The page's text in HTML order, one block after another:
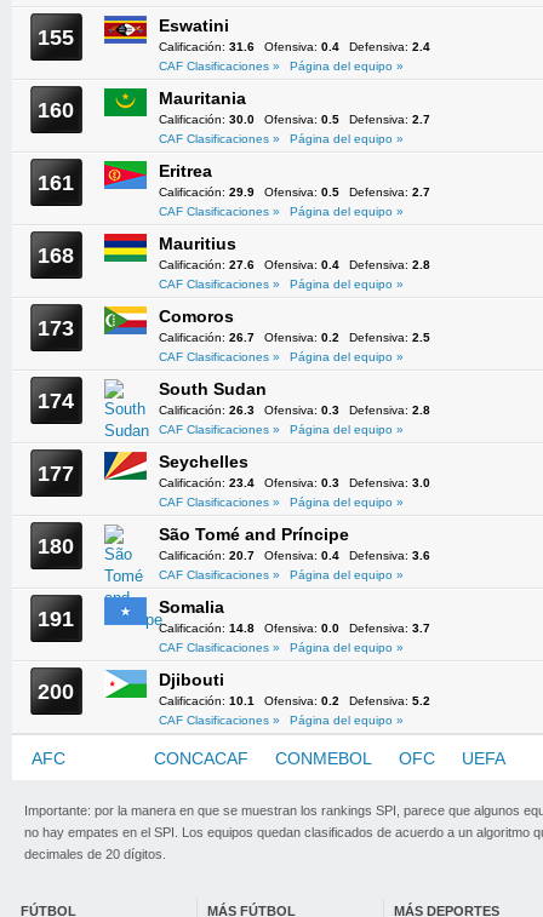
155 Eswatini
Calificación: 31.6 Ofensiva: 0.4 Defensiva: 2.4
CAF Clasificaciones »
Página del equipo »
160 Mauritania
Calificación: 30.0 Ofensiva: 0.5 Defensiva: 2.7
CAF Clasificaciones »
Página del equipo »
161 Eritrea
Calificación: 29.9 Ofensiva: 0.5 Defensiva: 2.7
CAF Clasificaciones »
Página del equipo »
168 Mauritius
Calificación: 27.6 Ofensiva: 0.4 Defensiva: 2.8
CAF Clasificaciones »
Página del equipo »
173 Comoros
Calificación: 26.7 Ofensiva: 0.2 Defensiva: 2.5
CAF Clasificaciones »
Página del equipo »
174 South Sudan
Calificación: 26.3 Ofensiva: 0.3 Defensiva: 2.8
CAF Clasificaciones »
Página del equipo »
177 Seychelles
Calificación: 23.4 Ofensiva: 0.3 Defensiva: 3.0
CAF Clasificaciones »
Página del equipo »
180 São Tomé and Príncipe
Calificación: 20.7 Ofensiva: 0.4 Defensiva: 3.6
CAF Clasificaciones »
Página del equipo »
191 Somalia
Calificación: 14.8 Ofensiva: 0.0 Defensiva: 3.7
CAF Clasificaciones »
Página del equipo »
200 Djibouti
Calificación: 10.1 Ofensiva: 0.2 Defensiva: 5.2
CAF Clasificaciones »
Página del equipo »
AFC CONCACAF CONMEBOL OFC UEFA
Importante: por la manera en que se muestran los rankings SPI, parece que algunos
no hay empates en el SPI. Los equipos quedan clasificados de acuerdo a un algoritmo
decimales de 20 dígitos.
FÚTBOL MÁS FÚTBOL MÁS DEPORTES